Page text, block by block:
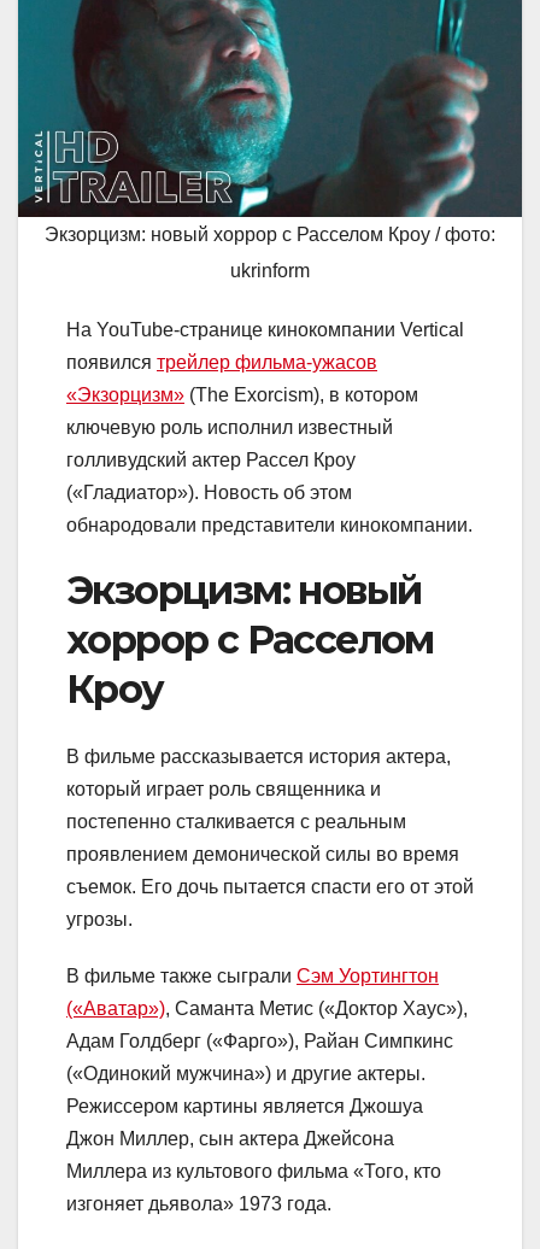
Экзорцизм: новый хоррор с Расселом Кроу / фото:
ukrinform
На YouTube-странице кинокомпании Vertical
появился трейлер фильма-ужасов
«Экзорцизм» (The Exorcism), в котором
ключевую роль исполнил известный
голливудский актер Рассел Кроу
(«Гладиатор»). Новость об этом
обнародовали представители кинокомпании.
Экзорцизм: новый
хоррор с Расселом
Кроу
В фильме рассказывается история актера,
который играет роль священника и
постепенно сталкивается с реальным
проявлением демонической силы во время
съемок. Его дочь пытается спасти его от этой
угрозы.
В фильме также сыграли Сэм Уортингтон
(«Аватар»), Саманта Метис («Доктор Хаус»),
Адам Голдберг («Фарго»), Райан Симпкинс
(«Одинокий мужчина») и другие актеры.
Режиссером картины является Джошуа
Джон Миллер, сын актера Джейсона
Миллера из культового фильма «Того, кто
изгоняет дьявола» 1973 года.